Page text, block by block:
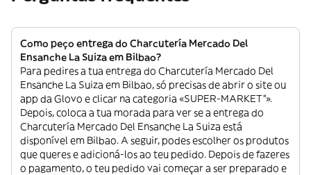
Como peço entrega do Charcutería Mercado Del
Ensanche La Suiza em Bilbao?
Para pedires a tua entrega do Charcutería Mercado Del
Ensanche La Suiza em Bilbao, só precisas de abrir o site ou
app da Glovo e clicar na categoria «SUPER-MARKET”».
Depois, coloca a tua morada para ver se a entrega do
Charcutería Mercado Del Ensanche La Suiza está
disponível em Bilbao. A seguir, podes escolher os produtos
que queres e adicioná-los ao teu pedido. Depois de fazeres
o pagamento, o teu pedido vai começar a ser preparado e